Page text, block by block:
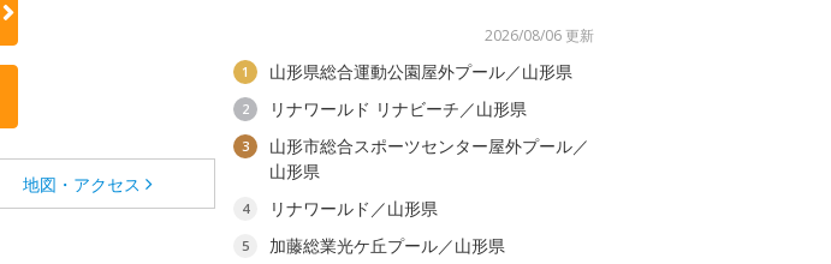
地図・アクセス
2026/08/06 更新
1 山形県総合運動公園屋外プール／山形県
2 リナワールド リナビーチ／山形県
3
山形市総合スポーツセンター屋外プール／
山形県
4 リナワールド／山形県
5
加藤総業光ケ丘プール／山形県